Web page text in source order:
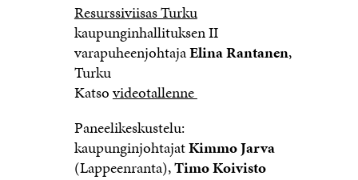
Resurssiviisas Turku
kaupunginhallituksen II
varapuheenjohtajaElina Rantanen,
Turku
Katsovideotallenne
Paneelikeskustelu:
kaupunginjohtajatKimmo Jarva
(Lappeenranta),Timo Koivisto